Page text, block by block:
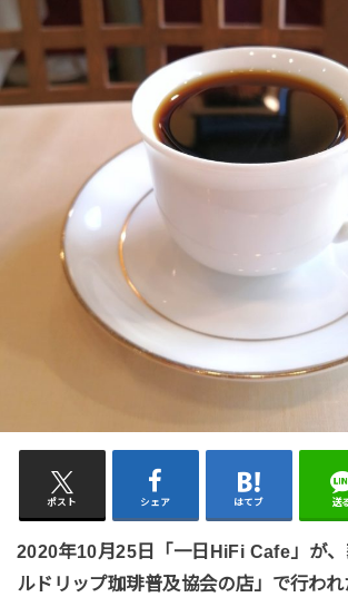
ポスト シェア はてブ 送
2020年10月25日「一日HiFi Cafe」が
ルドリップ珈琲普及協会の店」で行われ